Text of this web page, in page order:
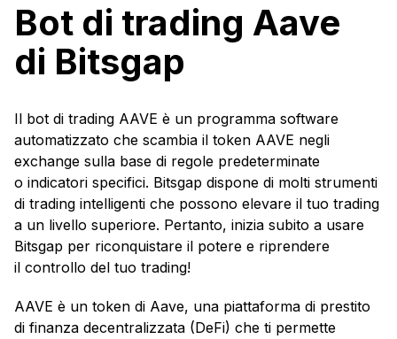
Bot di trading Aave
di Bitsgap
Il bot di trading AAVE è un programma software
automatizzato che scambia il token AAVE negli
exchange sulla base di regole predeterminate
o indicatori specifici. Bitsgap dispone di molti strumenti
di trading intelligenti che possono elevare il tuo trading
a un livello superiore. Pertanto, inizia subito a usare
Bitsgap per riconquistare il potere e riprendere
il controllo del tuo trading!
AAVE è un token di Aave, una piattaforma di prestito
di finanza decentralizzata (DeFi) che ti permette